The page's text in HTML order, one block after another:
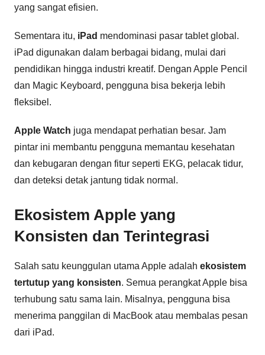
yang sangat efisien.
Sementara itu, iPad mendominasi pasar tablet global.
iPad digunakan dalam berbagai bidang, mulai dari
pendidikan hingga industri kreatif. Dengan Apple Pencil
dan Magic Keyboard, pengguna bisa bekerja lebih
fleksibel.
Apple Watch juga mendapat perhatian besar. Jam
pintar ini membantu pengguna memantau kesehatan
dan kebugaran dengan fitur seperti EKG, pelacak tidur,
dan deteksi detak jantung tidak normal.
Ekosistem Apple yang
Konsisten dan Terintegrasi
Salah satu keunggulan utama Apple adalah ekosistem
tertutup yang konsisten. Semua perangkat Apple bisa
terhubung satu sama lain. Misalnya, pengguna bisa
menerima panggilan di MacBook atau membalas pesan
dari iPad.